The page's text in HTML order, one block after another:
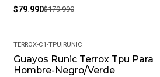
$79.990$179.990
-56%
TERROX-C1-TPU|RUNIC
Guayos Runic Terrox Tpu Para
Hombre-Negro/Verde